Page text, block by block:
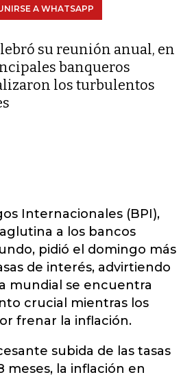
A WHATSAPP
su reunión anual, en
banqueros
los turbulentos
Internacionales (BPI),
a los bancos
pidió el domingo más
de interés, advirtiendo
mundial se encuentra
crucial mientras los
frenar la inflación.
subida de las tasas
meses, la inflación en